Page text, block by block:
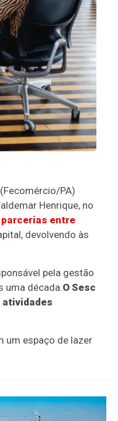
PA)
Henrique, no
parcerias entre
devolvendo às
pela gestão
uma década.O Sesc
atividades
um espaço de lazer